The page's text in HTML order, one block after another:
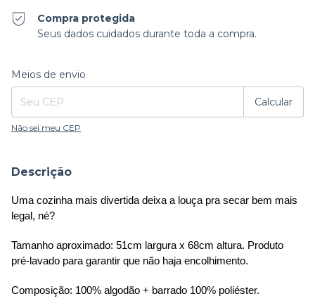
Compra protegida
Seus dados cuidados durante toda a compra.
Entregas para o CEP:
Meios de envio
Calcular
Não sei meu CEP
Descrição
Uma cozinha mais divertida deixa a louça pra secar bem mais
legal, né?
Tamanho aproximado: 51cm largura x 68cm altura. Produto
pré-lavado para garantir que não haja encolhimento.
Composição: 100% algodão + barrado 100% poliéster.